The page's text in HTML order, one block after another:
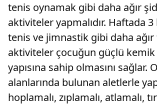
tenis oynamak gibi daha ağır
aktiviteler yapmalıdır. Haftada
tenis ve jimnastik gibi daha ağır
aktiviteler çocuğun güçlü kemik
yapısına sahip olmasını sağlar.
alanlarında bulunan aletlerle
hoplamalı, zıplamalı, atlamalı,